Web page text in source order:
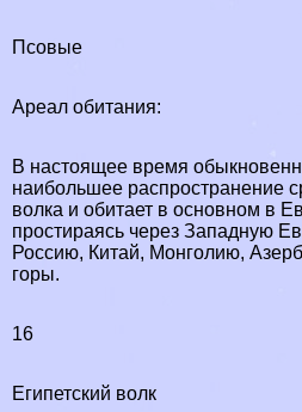
Псовые
Ареал обитания:
В настоящее время
наибольшее распространение
волка и обитает в основном в
простираясь через Западную
Россию, Китай, Монголию,
горы.
16
Египетский волк